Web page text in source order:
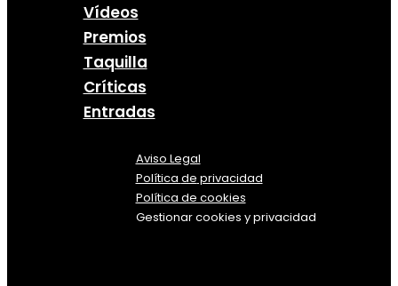
Vídeos
Premios
Taquilla
Críticas
Entradas
Aviso Legal
Política de privacidad
Política de cookies
Gestionar cookies y privacidad